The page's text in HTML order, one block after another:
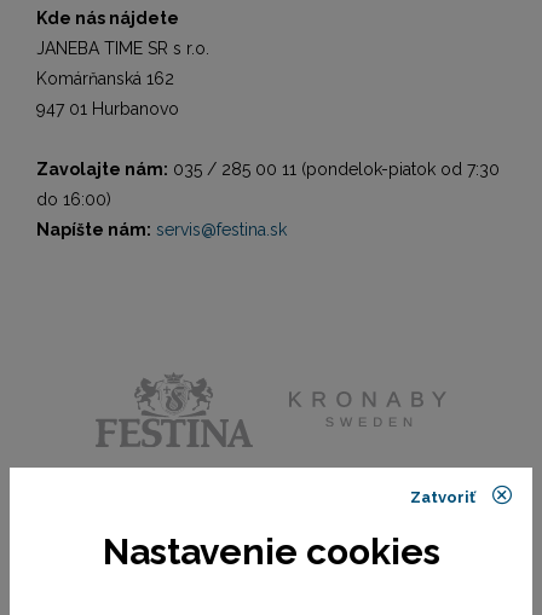
Kde nás nájdete
JANEBA TIME SR s r.o.
Komárňanská 162
947 01 Hurbanovo
Zavolajte nám: 035 / 285 00 11 (pondelok-piatok od 7:30
do 16:00)
Napíšte nám: servis@festina.sk
Zatvoriť
Nastavenie cookies